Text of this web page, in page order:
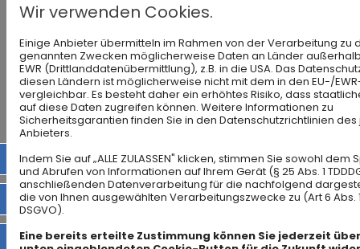
KfW-Bank oder regionale Zuschüsse. Diese
können die Gesamtkosten deutlich senken. Wir
informieren Sie gerne, welche Förderungen für
Sie infrage kommen und wie Sie davon profitieren
können.
4. Zinsentwicklung und
Laufzeit: langfristig
06224 9065020
info@grober-immobilien.de
instagram
Wir verwenden Cookies.
Einige Anbieter übermitteln im Rahmen von der Verarbeitung zu
genannten Zwecken möglicherweise Daten an Länder
EWR (Drittlanddatenübermittlung), z.B. in die USA. Das
diesen Ländern ist möglicherweise nicht mit dem in den EU-/
vergleichbar. Es besteht daher ein erhöhtes Risiko, dass
auf diese Daten zugreifen können. Weitere Informationen zu
Sicherheitsgarantien finden Sie in den Datenschutzrichtlinien
Anbieters.
Indem Sie auf „ALLE ZULASSEN" klicken, stimmen Sie sowohl dem
und Abrufen von Informationen auf Ihrem Gerät (§ 25 Abs. 1
anschließenden Datenverarbeitung für die nachfolgend
die von Ihnen ausgewählten Verarbeitungszwecke zu (Art 6 Abs.
DSGVO).
Eine bereits erteilte Zustimmung können Sie jederzeit